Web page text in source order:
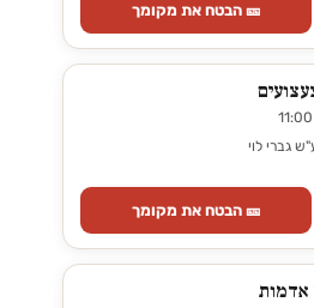
🎫 הבטח את מקומך
גברי לוי
🎫 הבטח את מקומך
אדמות